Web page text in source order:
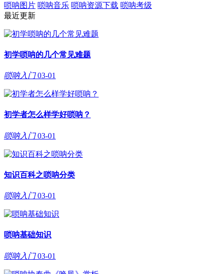
唢呐图片 唢呐音乐 唢呐资源下载 唢呐考级
最近更新
初学唢呐的几个常见难题
唢呐入门 03-01
初学者怎么样学好唢呐？
唢呐入门 03-01
知识百科之唢呐分类
唢呐入门 03-01
唢呐基础知识
唢呐入门 03-01